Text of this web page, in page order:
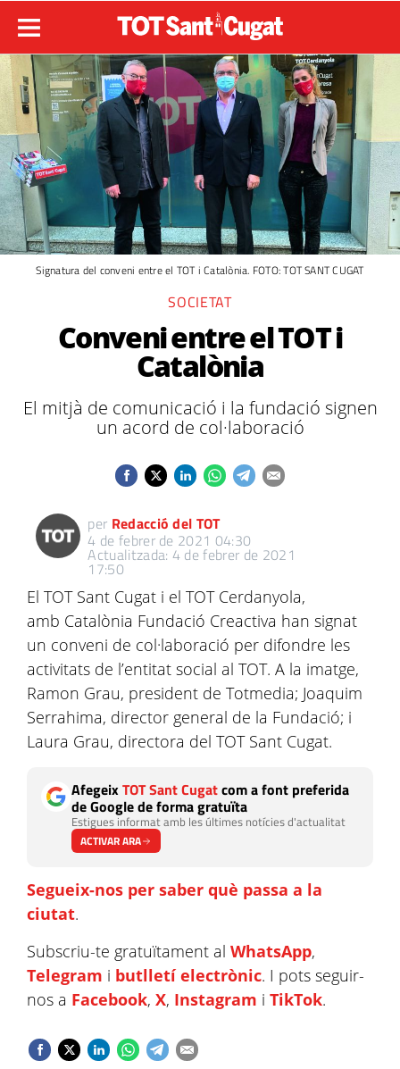
Signatura del conveni entre el TOT i Catalònia. FOTO: TOT SANT CUGAT
SOCIETAT
Conveni entre el TOT i
Catalònia
El mitjà de comunicació i la fundació signen
un acord de col·laboració
per Redacció del TOT
4 de febrer de 2021 04:30
Actualitzada: 4 de febrer de 2021
17:50
El TOT Sant Cugat i el TOT Cerdanyola,
amb Catalònia Fundació Creactiva han signat
un conveni de col·laboració per difondre les
activitats de l’entitat social al TOT. A la imatge,
Ramon Grau, president de Totmedia; Joaquim
Serrahima, director general de la Fundació; i
Laura Grau, directora del TOT Sant Cugat.
AfegeixTOT Sant Cugatcom a font preferida
de Google de forma gratuïta
Estigues informat amb les últimes notícies d'actualitat
ACTIVAR ARA
Segueix-nos per saber què passa a la
ciutat.
Subscriu-te gratuïtament al WhatsApp,
Telegram i butlletí electrònic. I pots seguir-
nos a Facebook, X, Instagram i TikTok.